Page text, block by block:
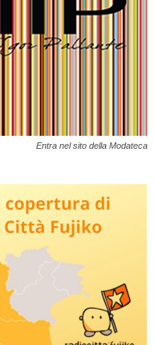
Entra nel sito della Modateca